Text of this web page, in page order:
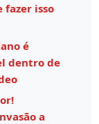
fazer isso
é
dentro de
a